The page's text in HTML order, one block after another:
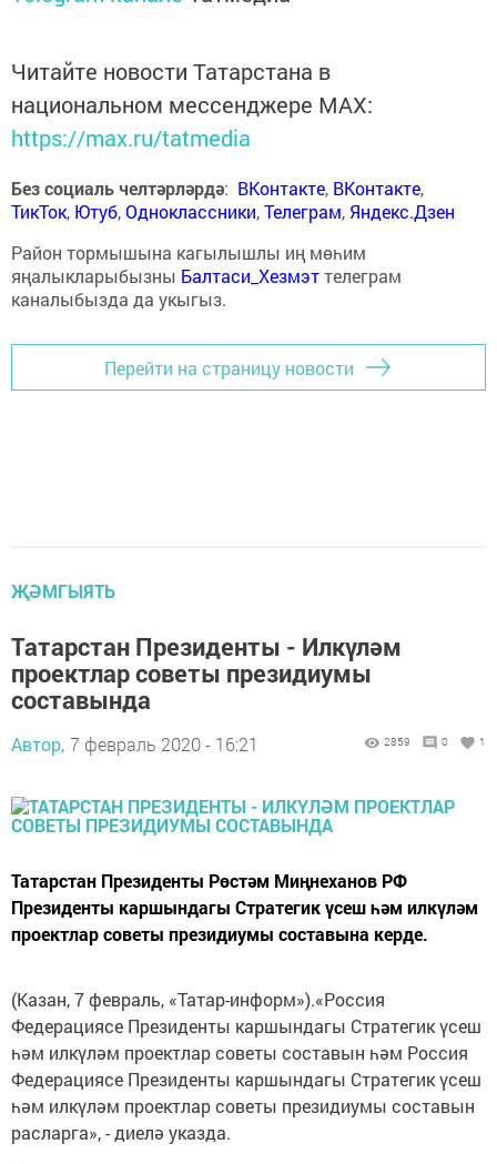
Читайте новости Татарстана в
национальном мессенджере MАХ:
https://max.ru/tatmedia
Без социаль челтәрләрдә: ВКонтакте, ВКонтакте,
ТикТок, Ютуб,Одноклассники,Телеграм, Яндекс.Дзен
Район тормышына кагылышлы иң мөһим
яңалыкларыбызны Балтаси_Хезмэттелеграм
каналыбызда да укыгыз.
Перейти на страницу новости
ҖӘМГЫЯТЬ
Татарстан Президенты - Илкүләм
проектлар советы президиумы
составында
Автор, 7 февраль 2020 - 16:21 2859 0 1
Татарстан Президенты Рөстәм Миңнеханов РФ
Президенты каршындагы Стратегик үсеш һәм илкүләм
проектлар советы президиумы составына керде.
(Казан, 7 февраль, «Татар-информ»).«Россия
Федерациясе Президенты каршындагы Стратегик үсеш
һәм илкүләм проектлар советы составын һәм Россия
Федерациясе Президенты каршындагы Стратегик үсеш
һәм илкүләм проектлар советы президиумы составын
расларга», - диелә указда.